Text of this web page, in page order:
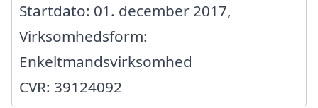
Startdato: 01. december 2017,
Virksomhedsform:
Enkeltmandsvirksomhed
CVR: 39124092